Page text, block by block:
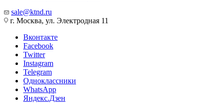
sale@ktnd.ru
г. Москва, ул. Электродная 11
Вконтакте
Facebook
Twitter
Instagram
Telegram
Одноклассники
WhatsApp
Яндекс.Дзен